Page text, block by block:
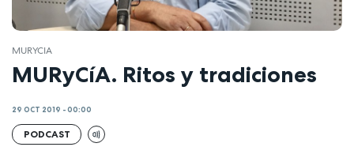
MURYCIA
MURyCíA. Ritos y tradiciones
29 OCT 2019 - 00:00
PODCAST